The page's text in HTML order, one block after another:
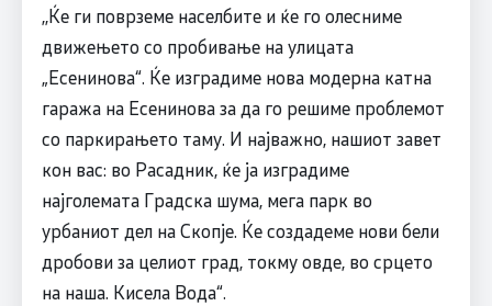
,,Ќе ги поврземе населбите и ќе го олесниме
движењето со пробивање на улицата
„Есенинова“. Ќе изградиме нова модерна катна
гаража на Есенинова за да го решиме проблемот
со паркирањето таму. И најважно, нашиот завет
кон вас: во Расадник, ќе ја изградиме
најголемата Градска шума, мега парк во
урбаниот дел на Скопје. Ќе создадеме нови бели
дробови за целиот град, токму овде, во срцето
на наша. Кисела Вода“.